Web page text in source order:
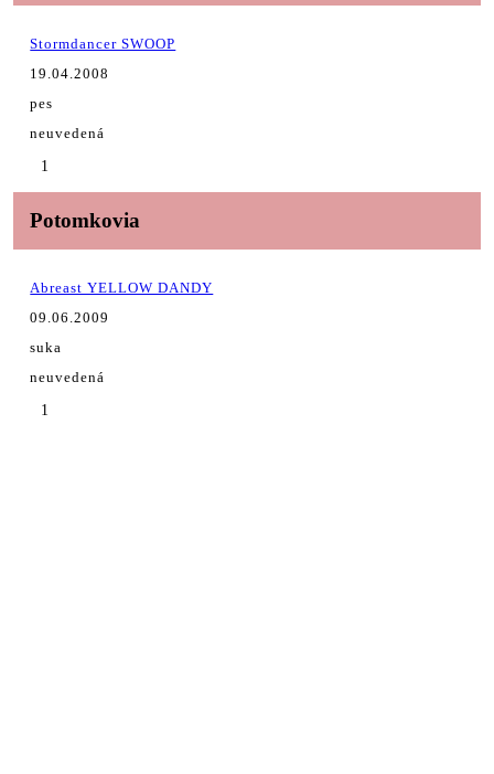
Stormdancer SWOOP
19.04.2008
pes
neuvedená
1
Potomkovia
Abreast YELLOW DANDY
09.06.2009
suka
neuvedená
1